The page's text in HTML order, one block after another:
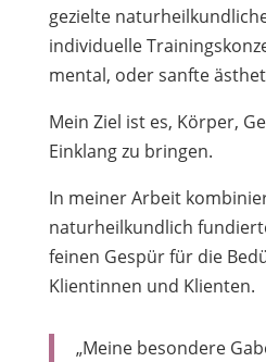
gezielte
individuelle
mental, oder sanfte
Mein Ziel ist es, Körper,
Einklang zu bringen.
In meiner Arbeit
naturheilkundlich
feinen Gespür für die
Klientinnen und Klienten.
„Meine besondere